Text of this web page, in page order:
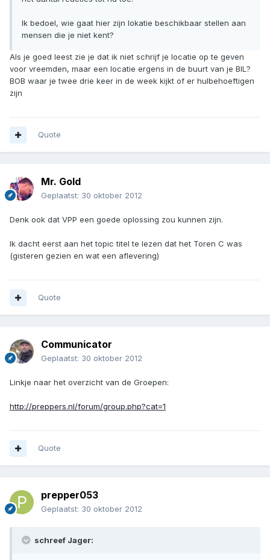
Ik bedoel, wie gaat hier zijn lokatie beschikbaar stellen aan
mensen die je niet kent?
Als je goed leest zie je dat ik niet schrijf je locatie op te geven
voor vreemden, maar een locatie ergens in de buurt van je BIL?
BOB waar je twee drie keer in de week kijkt of er hulbehoeftigen
zijn
Quote
Mr. Gold
Geplaatst: 30 oktober 2012
Denk ook dat VPP een goede oplossing zou kunnen zijn.
Ik dacht eerst aan het topic titel te lezen dat het Toren C was
(gisteren gezien en wat een aflevering)
Quote
Communicator
Geplaatst: 30 oktober 2012
Linkje naar het overzicht van de Groepen:
http://preppers.nl/forum/group.php?cat=1
Quote
prepper053
Geplaatst: 30 oktober 2012
schreef Jager: